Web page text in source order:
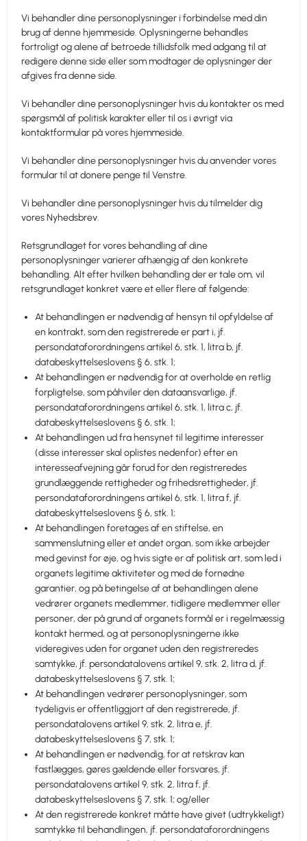
Vi behandler dine personoplysninger i forbindelse med din
brug af denne hjemmeside. Oplysningerne behandles
fortroligt og alene af betroede tillidsfolk med adgang til at
redigere denne side eller som modtager de oplysninger der
afgives fra denne side.
Vi behandler dine personoplysninger hvis du kontakter os med
spørgsmål af politisk karakter eller til os i øvrigt via
kontaktformular på vores hjemmeside.
Vi behandler dine personoplysninger hvis du anvender vores
formular til at donere penge til Venstre.
Vi behandler dine personoplysninger hvis du tilmelder dig
vores Nyhedsbrev.
Retsgrundlaget for vores behandling af dine
personoplysninger varierer afhængig af den konkrete
behandling. Alt efter hvilken behandling der er tale om, vil
retsgrundlaget konkret være et eller flere af følgende:
At behandlingen er nødvendig af hensyn til opfyldelse af
en kontrakt, som den registrerede er part i, jf.
persondataforordningens artikel 6, stk. 1, litra b, jf.
databeskyttelseslovens § 6, stk. 1;
At behandlingen er nødvendig for at overholde en retlig
forpligtelse, som påhviler den dataansvarlige, jf.
persondataforordningens artikel 6, stk. 1, litra c, jf.
databeskyttelseslovens § 6, stk. 1;
At behandlingen ud fra hensynet til legitime interesser
(disse interesser skal oplistes nedenfor) efter en
interesseafvejning går forud for den registreredes
grundlæggende rettigheder og frihedsrettigheder, jf.
persondataforordningens artikel 6, stk. 1, litra f, jf.
databeskyttelseslovens § 6, stk. 1;
At behandlingen foretages af en stiftelse, en
sammenslutning eller et andet organ, som ikke arbejder
med gevinst for øje, og hvis sigte er af politisk art, som led i
organets legitime aktiviteter og med de fornødne
garantier, og på betingelse af at behandlingen alene
vedrører organets medlemmer, tidligere medlemmer eller
personer, der på grund af organets formål er i regelmæssig
kontakt hermed, og at personoplysningerne ikke
videregives uden for organet uden den registreredes
samtykke, jf. persondatalovens artikel 9, stk. 2, litra d, jf.
databeskyttelseslovens § 7, stk. 1;
At behandlingen vedrører personoplysninger, som
tydeligvis er offentliggjort af den registrerede, jf.
persondatalovens artikel 9, stk. 2, litra e, jf.
databeskyttelseslovens § 7, stk. 1;
At behandlingen er nødvendig, for at retskrav kan
fastlægges, gøres gældende eller forsvares, jf.
persondatalovens artikel 9, stk. 2, litra f, jf.
databeskyttelseslovens § 7, stk. 1; og/eller
At den registrerede konkret måtte have givet (udtrykkeligt)
samtykke til behandlingen, jf. persondataforordningens